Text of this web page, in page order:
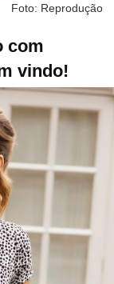
Foto: Reprodução
com
vindo!